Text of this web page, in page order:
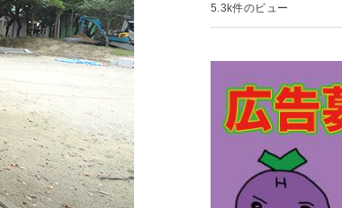
5.3k件のビュー